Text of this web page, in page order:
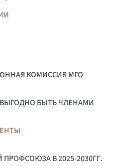
КОМИССИЯ МГО
БЫТЬ ЧЛЕНАМИ
В 2025-2030ГГ.